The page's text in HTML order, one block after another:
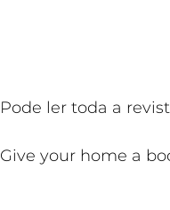
Pode ler toda a
Give your home a